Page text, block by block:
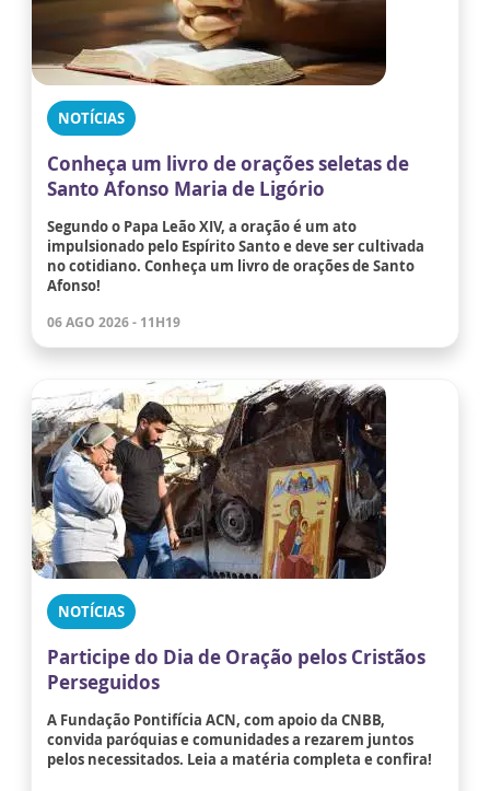
NOTÍCIAS
Conheça um livro de orações seletas de
Santo Afonso Maria de Ligório
Segundo o Papa Leão XIV, a oração é um ato
impulsionado pelo Espírito Santo e deve ser cultivada
no cotidiano. Conheça um livro de orações de Santo
Afonso!
06 AGO 2026 - 11H19
NOTÍCIAS
Participe do Dia de Oração pelos Cristãos
Perseguidos
A Fundação Pontifícia ACN, com apoio da CNBB,
convida paróquias e comunidades a rezarem juntos
pelos necessitados. Leia a matéria completa e confira!